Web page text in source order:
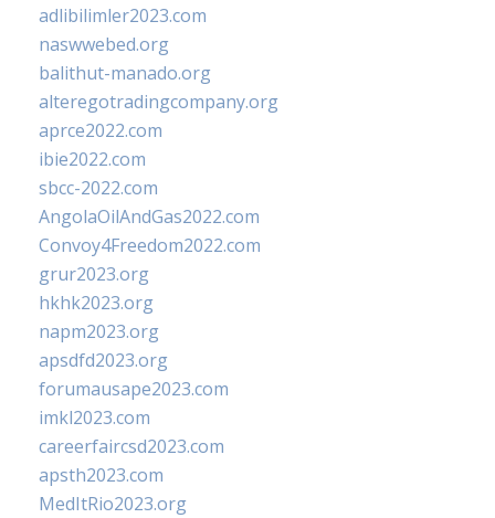
adlibilimler2023.com
naswwebed.org
balithut-manado.org
alteregotradingcompany.org
aprce2022.com
ibie2022.com
sbcc-2022.com
AngolaOilAndGas2022.com
Convoy4Freedom2022.com
grur2023.org
hkhk2023.org
napm2023.org
apsdfd2023.org
forumausape2023.com
imkl2023.com
careerfaircsd2023.com
apsth2023.com
MedItRio2023.org